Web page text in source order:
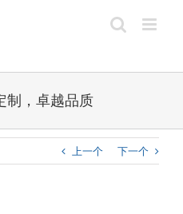
制，卓越品质
上一个 下一个